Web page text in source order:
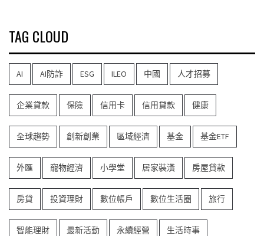
TAG CLOUD
AI AI防詐 ESG ILEO 中國 人才招募
企業貸款 保險 信用卡 信用貸款 健康
全球趨勢 創新創業 區域經濟 基金 基金ETF
外匯 寵物經濟 小學堂 居家裝潢 房屋貸款
房貸 投資理財 數位帳戶 數位生活圈 旅行
智能理財 最新活動 永續經營 生活時事